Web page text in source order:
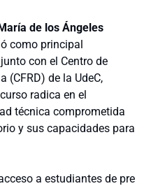
de los Ángeles
como principal
con el Centro de
(CFRD) de la UdeC,
radica en el
técnica comprometida
y sus capacidades para
a estudiantes de pre